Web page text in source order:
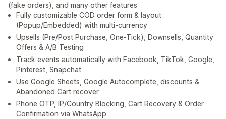
(fake orders), and many other features
Fully customizable COD order form & layout
(Popup/Embedded) with multi-currency
Upsells (Pre/Post Purchase, One-Tick), Downsells, Quantity
Offers & A/B Testing
Track events automatically with Facebook, TikTok, Google,
Pinterest, Snapchat
Use Google Sheets, Google Autocomplete, discounts &
Abandoned Cart recover
Phone OTP, IP/Country Blocking, Cart Recovery & Order
Confirmation via WhatsApp